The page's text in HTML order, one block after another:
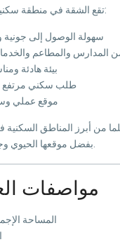
تقع الشقة في منطقة سكنية مميزة وتوفر:
سهولة الوصول إلى جونية
المدارس والمطاعم
بيئة هادئة
طلب سكني مرتفع
موقع عملي
🏠 مواصفات
المساحة الإجمالية: